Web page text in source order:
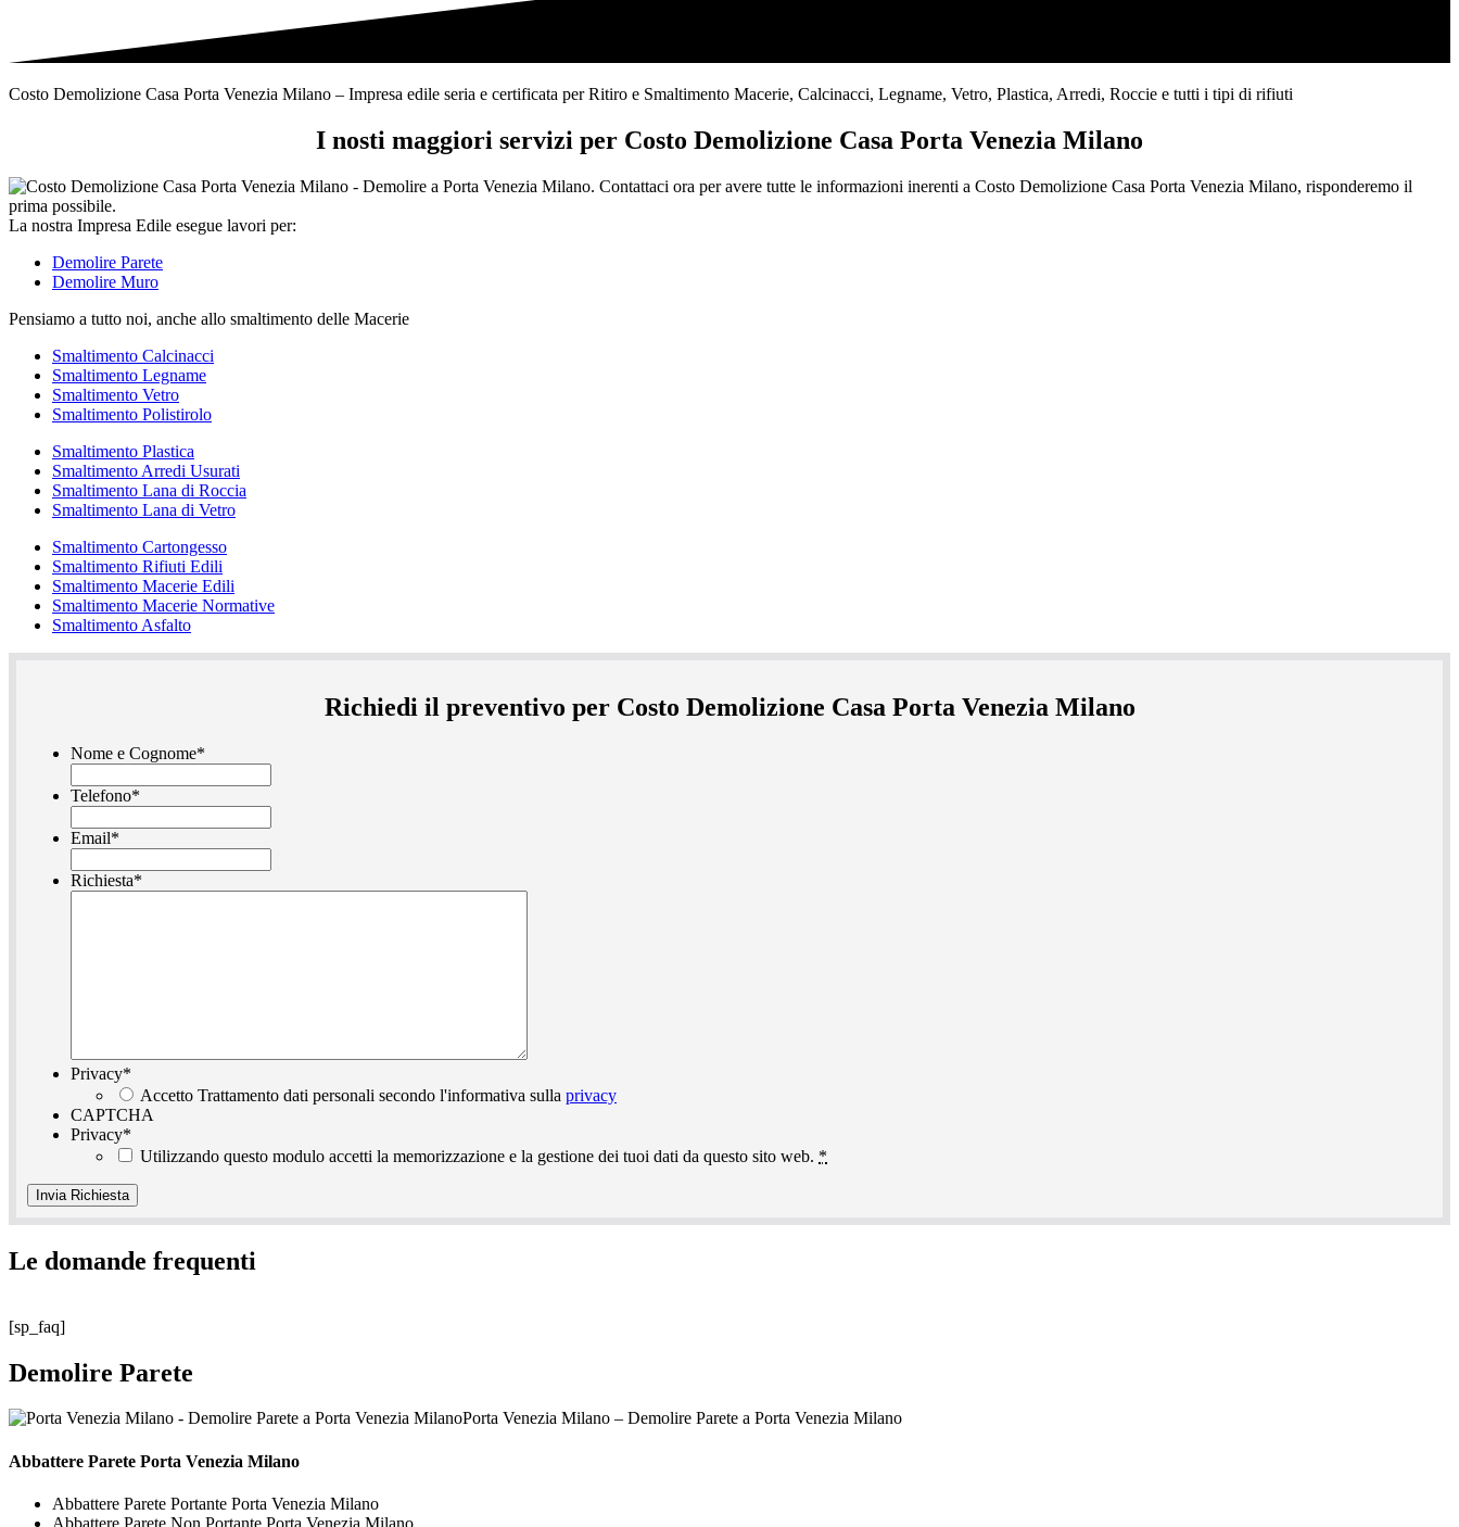
Costo Demolizione Casa Porta Venezia Milano – Impresa edile seria e certificata per Ritiro e Smaltimento Macerie, Calcinacci, Legname, Vetro, Plastica, Arredi, Roccie e tutti i tipi di rifiuti
I nosti maggiori servizi per Costo Demolizione Casa Porta Venezia Milano
La nostra Impresa Edile esegue lavori per:
Demolire Parete
Demolire Muro
Pensiamo a tutto noi, anche allo smaltimento delle Macerie
Smaltimento Calcinacci
Smaltimento Legname
Smaltimento Vetro
Smaltimento Polistirolo
Smaltimento Plastica
Smaltimento Arredi Usurati
Smaltimento Lana di Roccia
Smaltimento Lana di Vetro
Smaltimento Cartongesso
Smaltimento Rifiuti Edili
Smaltimento Macerie Edili
Smaltimento Macerie Normative
Smaltimento Asfalto
Richiedi il preventivo per Costo Demolizione Casa Porta Venezia Milano
Nome e Cognome*
Telefono*
Email*
Richiesta*
Privacy*
Accetto Trattamento dati personali secondo l'informativa sulla privacy
CAPTCHA
Privacy*
Utilizzando questo modulo accetti la memorizzazione e la gestione dei tuoi dati da questo sito web. *
Le domande frequenti
[sp_faq]
Demolire Parete
Porta Venezia Milano – Demolire Parete a Porta Venezia Milano
Abbattere Parete Porta Venezia Milano
Abbattere Parete Portante Porta Venezia Milano
Abbattere Parete Non Portante Porta Venezia Milano